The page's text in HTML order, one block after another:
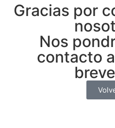
Gracias por
Nos
contacto